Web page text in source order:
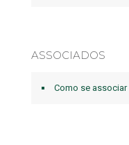
ASSOCIADOS
Como se associar